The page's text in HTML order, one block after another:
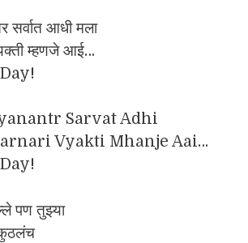
सर्वात आधी मला
म्हणजे आई…
Sarvat Adhi
Vyakti Mhanje Aai…
पण तुझ्या